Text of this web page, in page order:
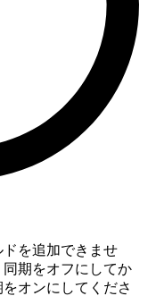
を追加できませ
期をオフにしてか
オンにしてくださ